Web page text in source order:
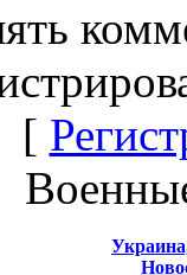
[